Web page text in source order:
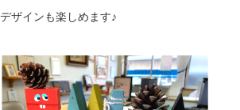
ザインも楽しめます♪